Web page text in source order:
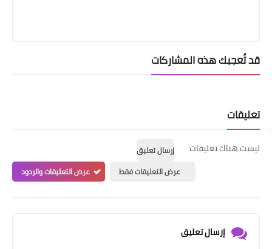
قد تُعجبك هذه المشاركات
تعليقات
ليست هناك تعليقات
إرسال تعليق
عرض التعليقات فقط
عرض التعليقات والردود
إرسال تعليق